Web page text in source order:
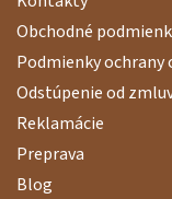
Obchodné
Podmienky ochrany
Odstúpenie od
Reklamácie
Preprava
Blog